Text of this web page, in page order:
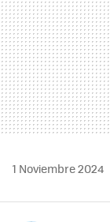
1 Noviembre 2024